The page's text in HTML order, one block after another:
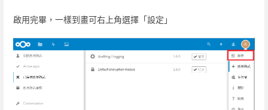
啟用完畢，一樣到畫可右上角選擇「設定」